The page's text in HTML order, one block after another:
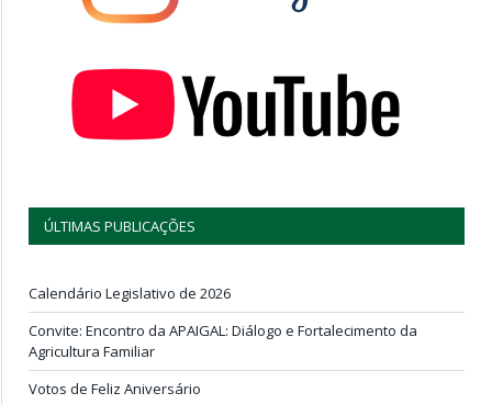
ÚLTIMAS PUBLICAÇÕES
Calendário Legislativo de 2026
Convite: Encontro da APAIGAL: Diálogo e Fortalecimento da
Agricultura Familiar
Votos de Feliz Aniversário